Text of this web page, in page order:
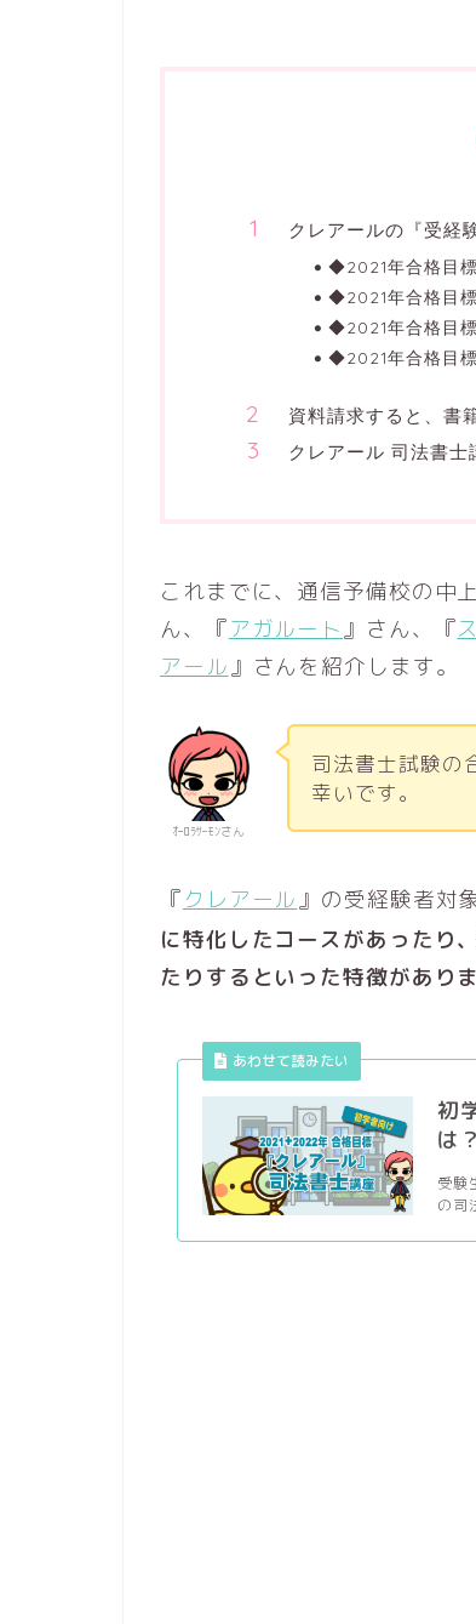
クレアールの『受経
◆2021年合格目
◆2021年合格目
◆2021年合格目
◆2021年合格目
資料請求すると、書
クレアール 司法書士
これまでに、通信予備校の中
ん、『アガルート』さん、『
アール』さんを紹介します。
ｵｰﾛﾗｻｰﾓﾝさん
司法書士試験の
幸いです。
『 クレアール』の受経験者対
に特化したコースがあったり、
たりするといった特徴があり
あわせて読みたい
初
は
受験
の司